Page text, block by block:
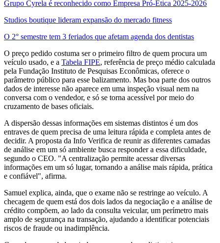
Grupo Cyrela é reconhecido como Empresa Pró-Ética 2025-2026
Studios boutique lideram expansão do mercado fitness
O 2° semestre tem 3 feriados que afetam agenda dos dentistas
O preço pedido costuma ser o primeiro filtro de quem procura um
veículo usado, e a Tabela FIPE, referência de preço médio calculada
pela Fundação Instituto de Pesquisas Econômicas, oferece o
parâmetro público para esse balizamento. Mas boa parte dos outros
dados de interesse não aparece em uma inspeção visual nem na
conversa com o vendedor, e só se torna acessível por meio do
cruzamento de bases oficiais.
A dispersão dessas informações em sistemas distintos é um dos
entraves de quem precisa de uma leitura rápida e completa antes de
decidir. A proposta da Info Verifica de reunir as diferentes camadas
de análise em um só ambiente busca responder a essa dificuldade,
segundo o CEO. "A centralização permite acessar diversas
informações em um só lugar, tornando a análise mais rápida, prática
e confiável", afirma.
Samuel explica, ainda, que o exame não se restringe ao veículo. A
checagem de quem está dos dois lados da negociação e a análise de
crédito compõem, ao lado da consulta veicular, um perímetro mais
amplo de segurança na transação, ajudando a identificar potenciais
riscos de fraude ou inadimplência.